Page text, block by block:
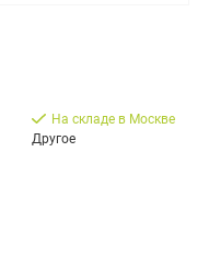
На складе в Москве
Другое